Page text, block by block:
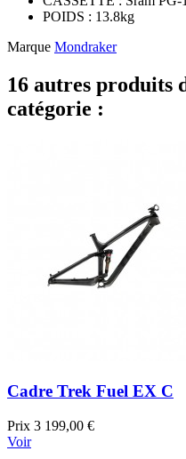
POIDS : 13.8kg
Marque Mondraker
16 autres produits
catégorie :
Cadre Trek Fuel EX C
Prix 3 199,00 €
Voir